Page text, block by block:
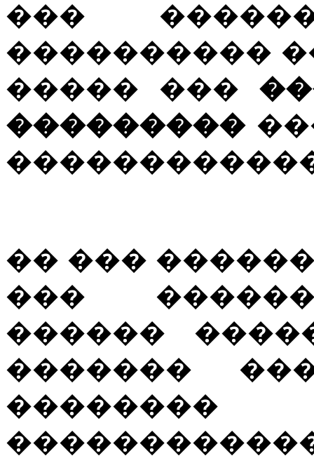
���
����������
����� ���
���������
�� ���
���
������
�������